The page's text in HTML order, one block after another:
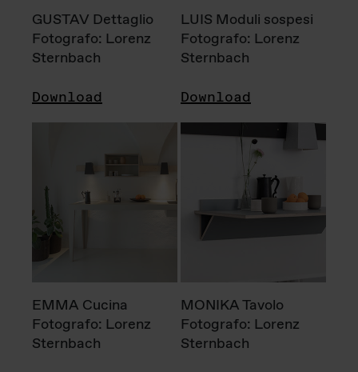
GUSTAV Dettaglio
Fotografo: Lorenz
Sternbach
Download
LUIS Moduli sospesi
Fotografo: Lorenz
Sternbach
Download
EMMA Cucina
Fotografo: Lorenz
Sternbach
MONIKA Tavolo
Fotografo: Lorenz
Sternbach